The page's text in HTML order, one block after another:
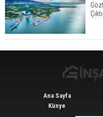
Konut
Satış
Çıktı
Ana Sayfa
Künye